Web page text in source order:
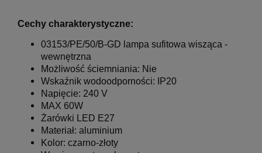
Cechy charakterystyczne:
03153/PE/50/B-GD lampa sufitowa wisząca -
wewnętrzna
Możliwość ściemniania: Nie
Wskaźnik wodoodporności: IP20
Napięcie: 240 V
MAX 60W
Żarówki LED E27
Materiał: aluminium
Kolor: czarno-złoty